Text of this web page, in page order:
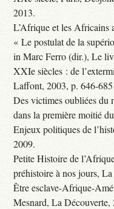
2013.
L’Afrique et les
« Le postulat de la
in Marc Ferro (dir.), Le
XXIe siècles : de
Laffont, 2003, p. 646-685
Des victimes oubliées du
dans la première moitié
Enjeux politiques de
2009.
Petite Histoire de
préhistoire à nos jours,
Être esclave-Afrique-
Mesnard, La Découverte,